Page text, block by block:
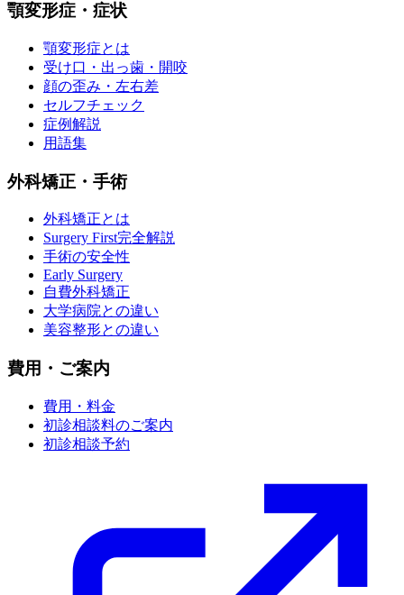
顎変形症・症状
顎変形症とは
受け口・出っ歯・開咬
顔の歪み・左右差
セルフチェック
症例解説
用語集
外科矯正・手術
外科矯正とは
Surgery First完全解説
手術の安全性
Early Surgery
自費外科矯正
大学病院との違い
美容整形との違い
費用・ご案内
費用・料金
初診相談料のご案内
初診相談予約